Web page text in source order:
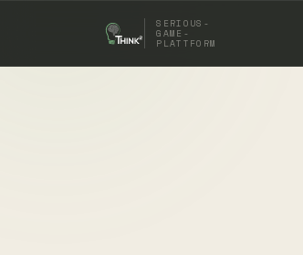
SERIOUS-
GAME-
PLATTFORM